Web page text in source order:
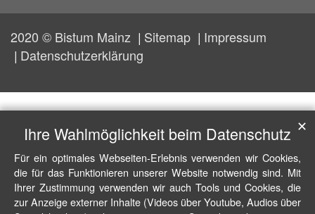
2020 © Bistum Mainz Sitemap
Impressum
Datenschutzerklärung
Ihre Wahlmöglichkeit beim Datenschutz
Für ein optimales Webseiten-Erlebnis verwenden wir Cookies,
die für das Funktionieren unserer Website notwendig sind. Mit
Ihrer Zustimmung verwenden wir auch Tools und Cookies, die
zur Anzeige externer Inhalte (Videos über Youtube, Audios über
✕